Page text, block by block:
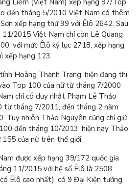
Liêm (Việt Nam) xếp hạng 97/Top
đến tháng 5/2010 Việt Nam có thêm
xếp hạng thứ 99 với Êlô 2642. Sau
2015 Việt Nam chỉ còn Lê Quang
với mức Êlô kỷ lục 2718, xếp hạng
xếp hạng 123.
Hoàng Thanh Trang, hiện đang thi
Top 100 của nữ từ tháng 7/2000
chỉ có duy nhất Phạm Lê Thảo
từ tháng 7/2011, đến tháng 2 năm
Tuy nhiên Thảo Nguyên cũng chỉ giữ
đến tháng 10/2013; hiện nay Thảo
của nữ trên thế giới.
được xếp hạng 39/172 quốc gia
11/2015 với hệ số Êlô là 2508
Êlô cao nhất), có 9 Đại Kiện tướng